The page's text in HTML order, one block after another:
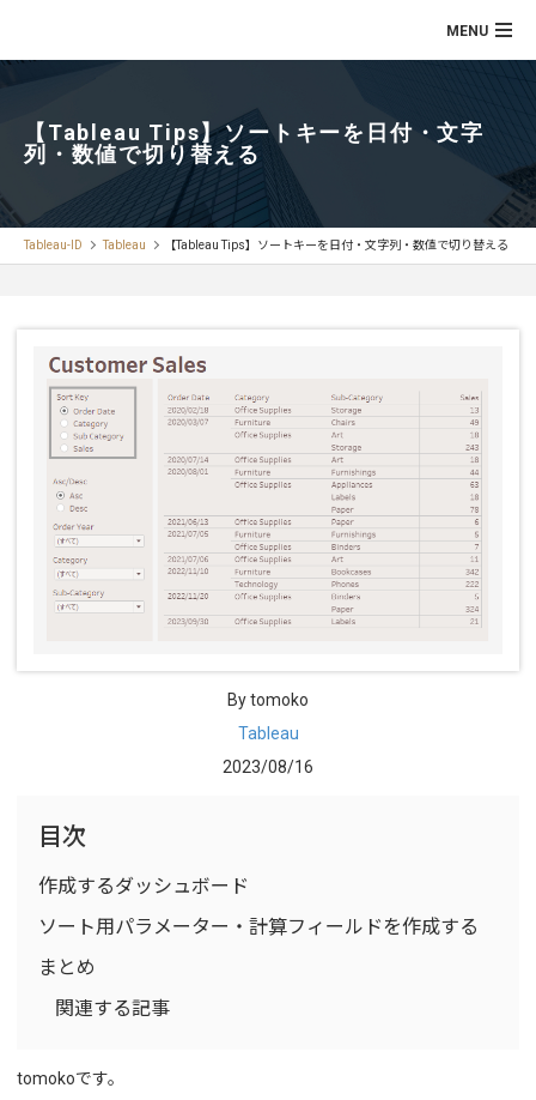
【Tableau Tips】ソートキーを日付・文字
列・数値で切り替える
Tableau-ID Tableau 【Tableau Tips】ソートキーを日付・文字列・数値で切り替える
By tomoko
Tableau
2023/08/16
目次
作成するダッシュボード
ソート用パラメーター・計算フィールドを作成する
まとめ
関連する記事
tomokoです。